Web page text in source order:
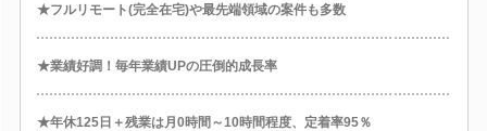
★フルリモート(完全在宅)や最先端領域の案件も多数
★業績好調！毎年業績UPの圧倒的成長率
★年休125日＋残業は月0時間～10時間程度、定着率95％